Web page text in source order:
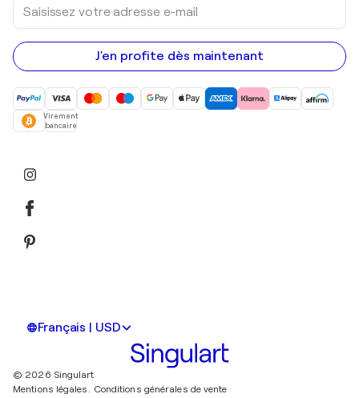
votre
adresse
e-
mail
J'en profite dès maintenant
Virement
bancaire
Français | USD
© 2026 Singulart
Mentions légales. Conditions générales de vente